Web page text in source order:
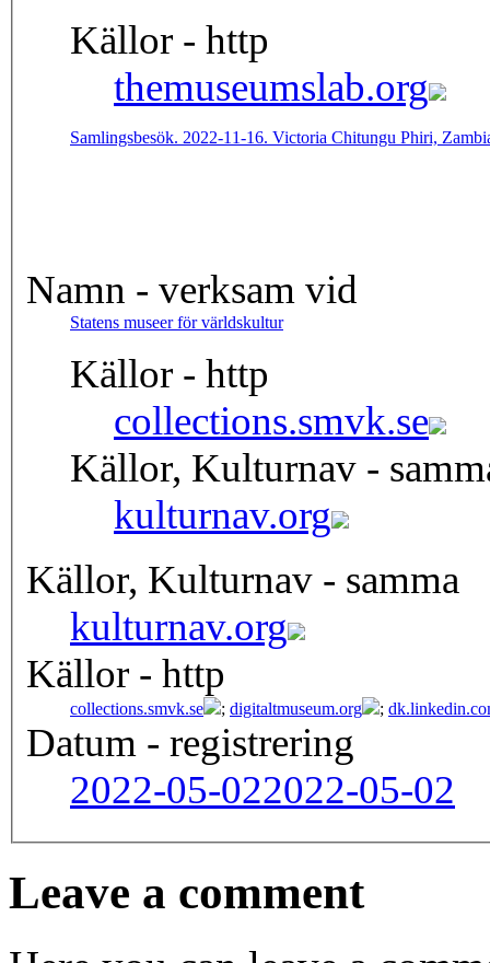
Källor - http
themuseumslab.org
Samlingsbesök. 2022-11-16. Victoria Chitungu Phiri,
Namn - verksam vid
Statens museer för världskultur
Källor - http
collections.smvk.se
Källor, Kulturnav -
kulturnav.org
Källor, Kulturnav - samma
kulturnav.org
Källor - http
collections.smvk.se ; digitaltmuseum.org ;
Datum - registrering
2022-05-022022-05-02
Leave a comment